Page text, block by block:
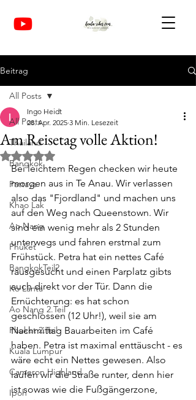
Beitrag
All Posts
Thailand
Bangkok
Pattaya
Khao Lak
Ao Nang
Phuket
BangkokTeil2
Ko Lanta
Ao Nang 2.Teil
Phuket 2.Teil
Kuala Lumpur
Cameron Highland
Ipoh
All Posts
Am Reisetag volle Aktion!
Ingo Heidt
28. Apr. 2025 3 Min. Lesezeit
Mit NaN von 5 Sternen bewertet.
Bei leichtem Regen checken wir heute
morgen aus in Te Anau. Wir verlassen
also das "Fjordland" und machen uns
auf den Weg nach Queenstown. Wir
sind ein wenig mehr als 2 Stunden
unterwegs und fahren erstmal zum
Frühstück. Petra hat ein nettes Café
rausgesucht und einen Parplatz gibts
auch direkt vor der Tür. Dann die
Ernüchterung: es hat schon
geschlossen (12 Uhr!), weil sie am
Nachmittag Bauarbeiten im Café
haben. Petra ist maximal enttäuscht - es
wäre echt ein Nettes gewesen. Also
laufen wir die Straße runter, denn hier
ist sowas wie die Fußgängerzone,